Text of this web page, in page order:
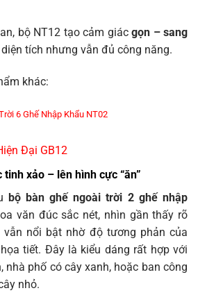
bộ NT12 tạo cảm giác gọn – sang
tích nhưng vẫn đủ công năng.
khác:
6 Ghế Nhập Khẩu NT02
Đại GB12
xảo – lên hình cực “ăn”
bộ bàn ghế ngoài trời 2 ghế nhập
văn đúc sắc nét, nhìn gần thấy rõ
nổi bật nhờ độ tương phản của
tiết. Đây là kiểu dáng rất hợp với
nhà phố có cây xanh, hoặc ban công
nhỏ.